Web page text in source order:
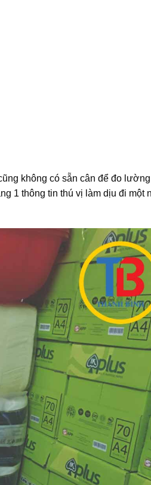
không có sẵn cân để đo
1 thông tin thú vị làm dịu đi một